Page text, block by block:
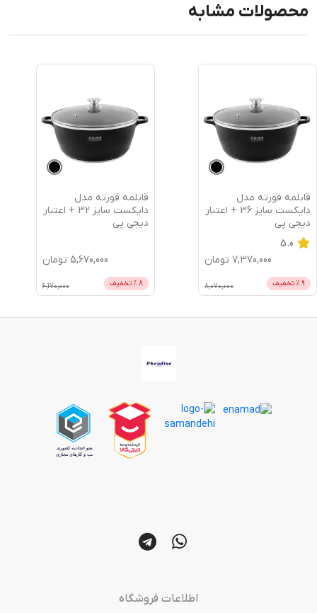
محصولات مشابه
قابلمه فورته مدل
دایکست سایز 36 + اعتبار
دیجی پی
5.0
7,370,000 تومان
9 % تخفیف 8,070,000
قابلمه فورته مدل
دایکست سایز 32 + اعتبار
دیجی پی
5,670,000 تومان
8 % تخفیف 6,170,000
اطلاعات فروشگاه